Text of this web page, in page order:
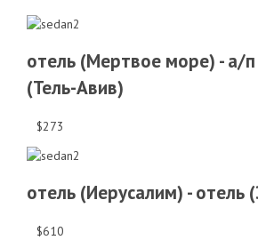
отель (Мертвое море) - а/п
(Тель-Авив)
$273
отель (Иерусалим) - отель
$610